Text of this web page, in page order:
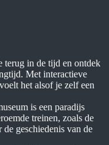
terug in de tijd en ontdek
Met interactieve
het alsof je zelf een
is een paradijs
treinen, zoals de
geschiedenis van de